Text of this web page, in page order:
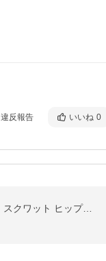
違反報告 いいね 0
リーディングエッジ スクワットパッド LE-BSP BK ブラック 送料無料 LEOLYM LEOTH 筋トレ トレーニング バーベル シャフト スクワット ヒップスラスト パット